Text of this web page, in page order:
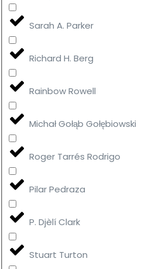
Sarah A. Parker
Richard H. Berg
Rainbow Rowell
Michał Gołąb Gołębiowski
Roger Tarrés Rodrigo
Pilar Pedraza
P. Djèlí Clark
Stuart Turton